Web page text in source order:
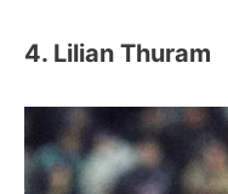
4. Lilian Thuram